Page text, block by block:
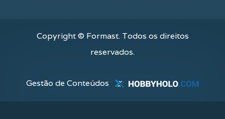
Copyright © Formast. Todos os direitos
reservados.
Gestão de Conteúdos